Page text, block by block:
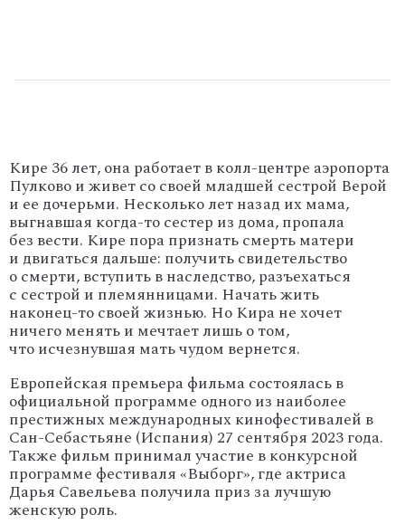
Кире 36 лет, она работает в колл-центре аэропорта
Пулково и живет со своей младшей сестрой Верой
и ее дочерьми. Несколько лет назад их мама,
выгнавшая когда-то сестер из дома, пропала
без вести. Кире пора признать смерть матери
и двигаться дальше: получить свидетельство
о смерти, вступить в наследство, разъехаться
с сестрой и племянницами. Начать жить
наконец-то своей жизнью. Но Кира не хочет
ничего менять и мечтает лишь о том,
что исчезнувшая мать чудом вернется.
Европейская премьера фильма состоялась в
официальной программе одного из наиболее
престижных международных кинофестивалей в
Сан-Себастьяне (Испания) 27 сентября 2023 года.
Также фильм принимал участие в конкурсной
программе фестиваля «Выборг», где актриса
Дарья Савельева получила приз за лучшую
женскую роль.